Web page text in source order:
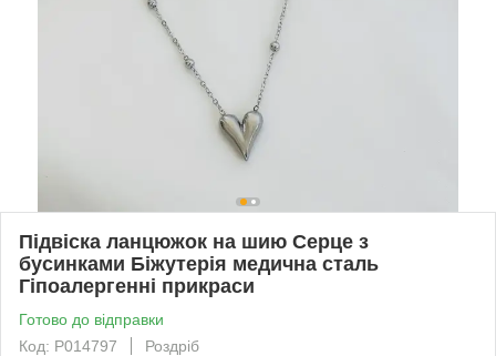
Підвіска ланцюжок на шию Серце з
бусинками Біжутерія медична сталь
Гіпоалергенні прикраси
Готово до відправки
Код: P014797
Роздріб